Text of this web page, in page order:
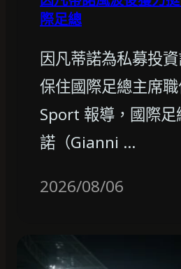
際足總
因凡蒂諾為私募投
保住國際足總主席
Sport 報導，國際
諾（Gianni …
2026/08/06